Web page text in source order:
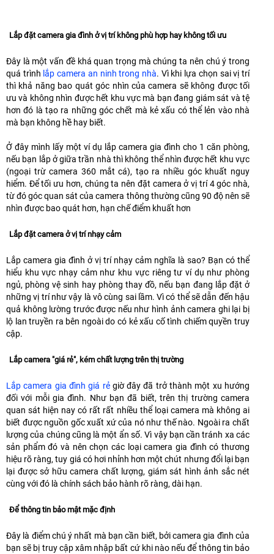
Lắp đặt camera gia đình ở vị trí không phù hợp hay không tối ưu
Đây là một vấn đề khá quan trọng mà chúng ta nên chú ý trong
quá trình lắp camera an ninh trong nhà. Vì khi lựa chọn sai vị trí
thì khả năng bao quát góc nhìn của camera sẽ không được tối
ưu và không nhìn được hết khu vực mà bạn đang giám sát và tệ
hơn đó là tạo ra những góc chết mà kẻ xấu có thể lẻn vào nhà
mà bạn không hề hay biết.
Ở đây mình lấy một ví dụ lắp camera gia đình cho 1 căn phòng,
nếu bạn lắp ở giữa trần nhà thì không thể nhìn được hết khu vực
(ngoại trừ camera 360 mắt cá), tạo ra nhiều góc khuất nguy
hiểm. Để tối ưu hơn, chúng ta nên đặt camera ở vị trí 4 góc nhà,
từ đó góc quan sát của camera thông thường cũng 90 độ nên sẽ
nhìn được bao quát hơn, hạn chế điểm khuất hơn
Lắp đặt camera ở vị trí nhạy cảm
Lắp camera gia đình ở vị trí nhạy cảm nghĩa là sao? Bạn có thể
hiểu khu vực nhạy cảm như khu vực riêng tư ví dụ như phòng
ngủ, phòng vệ sinh hay phòng thay đồ, nếu bạn đang lắp đặt ở
những vị trí như vậy là vô cùng sai lầm. Vì có thể sẽ dẫn đến hậu
quả không lường trước được nếu như hình ảnh camera ghi lại bị
lộ lan truyền ra bên ngoài do có kẻ xấu cố tình chiếm quyền truy
cập.
Lắp camera "giá rẻ", kém chất lượng trên thị trường
Lắp camera gia đình giá rẻgiờ đây đã trở thành một xu hướng
đối với mỗi gia đình. Như bạn đã biết, trên thị trường camera
quan sát hiện nay có rất rất nhiều thể loại camera mà không ai
biết được nguồn gốc xuất xứ của nó như thế nào. Ngoài ra chất
lượng của chúng cũng là một ẩn số. Vì vậy bạn cần tránh xa các
sản phẩm đó và nên chọn các loại camera gia đình có thương
hiệu rõ ràng, tuy giá có hơi nhỉnh hơn một chút nhưng đổi lại bạn
lại được sở hữu camera chất lượng, giám sát hình ảnh sắc nét
cùng với đó là chính sách bảo hành rõ ràng, dài hạn.
Để thông tin bảo mật mặc định
Đây là điểm chú ý nhất mà bạn cần biết, bởi camera gia đình của
bạn sẽ bị truy cập xâm nhập bất cứ khi nào nếu để thông tin bảo